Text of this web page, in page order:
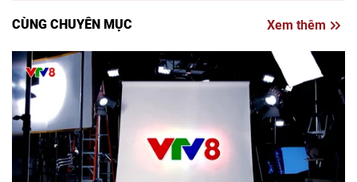
CÙNG CHUYÊN MỤC Xem thêm